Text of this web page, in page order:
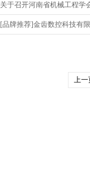
关于召开河南省机械工程学
[品牌推荐]金齿数控科技有
上一